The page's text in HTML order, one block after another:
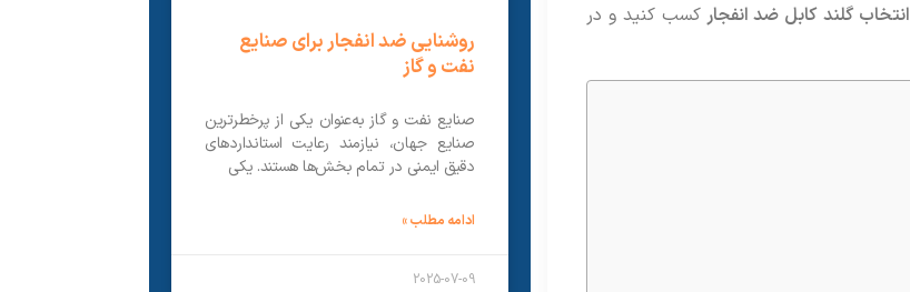
انتخاب گلند کابل ضد انفجارکسب کنید و در
روشنایی ضد انفجار برای صنایع
نفت و گاز
صنایع نفت و گاز به‌عنوان یکی از پرخطرترین
صنایع جهان، نیازمند رعایت استانداردهای
دقیق ایمنی در تمام بخش‌ها هستند. یکی
ادامه مطلب »
2025-07-09